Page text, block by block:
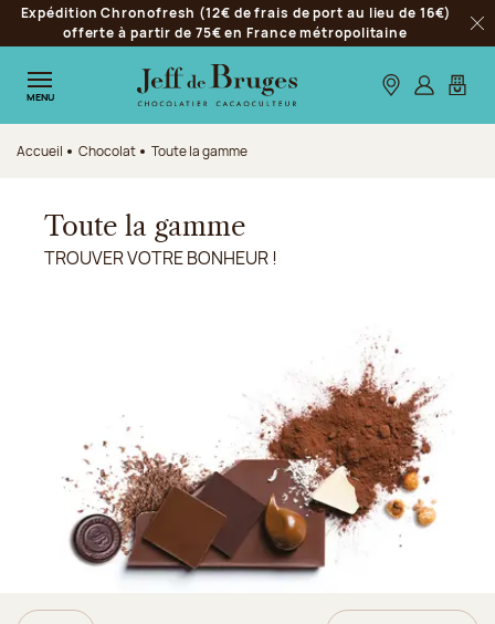
Aller à la navigation
Aller au contenu principal
Aller au pied de page
Expédition Chronofresh (12€ de frais de port au lieu de 16€)
offerte à partir de 75€ en France métropolitaine
MENU Nos boutiques
S’identifier
Mon
Accueil Chocolat Toute la gamme
Toute la gamme
TROUVER VOTRE BONHEUR !